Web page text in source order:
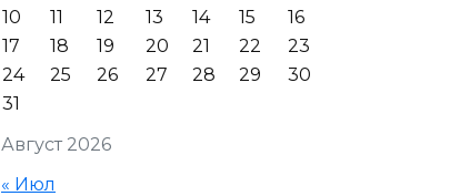
Август 2026
10
11 12 13 14 15
16
17
18 19 20 21 22
23
24
25 26 27 28 29
30
31
« Июл